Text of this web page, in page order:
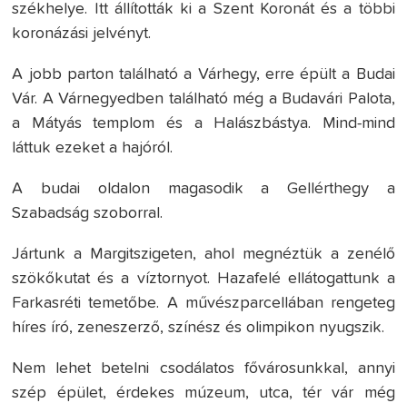
székhelye. Itt állították ki a Szent Koronát és a többi
koronázási jelvényt.
A jobb parton található a Várhegy, erre épült a Budai
Vár. A Várnegyedben található még a Budavári Palota,
a Mátyás templom és a Halászbástya. Mind-mind
láttuk ezeket a hajóról.
A budai oldalon magasodik a Gellérthegy a
Szabadság szoborral.
Jártunk a Margitszigeten, ahol megnéztük a zenélő
szökőkutat és a víztornyot. Hazafelé ellátogattunk a
Farkasréti temetőbe. A művészparcellában rengeteg
híres író, zeneszerző, színész és olimpikon nyugszik.
Nem lehet betelni csodálatos fővárosunkkal, annyi
szép épület, érdekes múzeum, utca, tér vár még